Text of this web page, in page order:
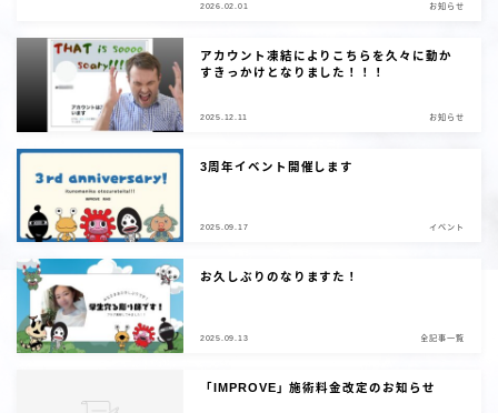
2026.02.01 お知らせ
アカウント凍結によりこちらを久々に動か
すきっかけとなりました！！！
2025.12.11 お知らせ
3周年イベント開催します
2025.09.17 イベント
お久しぶりのなりますた！
2025.09.13 全記事一覧
「IMPROVE」施術料金改定のお知らせ